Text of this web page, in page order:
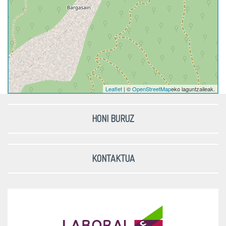
Leaflet | ©OpenStreetMapeko laguntzaileak.
HONI BURUZ
KONTAKTUA